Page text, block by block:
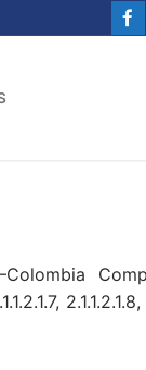
2.1.1.2.1.8,